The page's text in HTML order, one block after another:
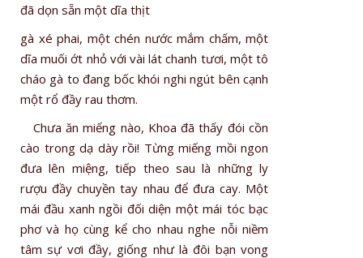
đã dọn sẵn một dĩa thịt
gà xé phai, một chén nước mắm chấm, một
dĩa muối ớt nhỏ với vài lát chanh tươi, một tô
cháo gà to đang bốc khói nghi ngút bên cạnh
một rổ đầy rau thơm.
Chưa ăn miếng nào, Khoa đã thấy đói cồn
cào trong dạ dày rồi! Từng miếng mồi ngon
đưa lên miệng, tiếp theo sau là những ly
rượu đầy chuyền tay nhau để đưa cay. Một
mái đầu xanh ngồi đối diện một mái tóc bạc
phơ và họ cùng kể cho nhau nghe nỗi niềm
tâm sự vơi đầy, giống như là đôi bạn vong